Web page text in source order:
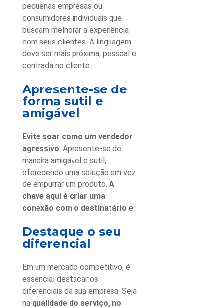
pequenas empresas ou
consumidores individuais que
buscam melhorar a experiência
com seus clientes. A linguagem
deve ser mais próxima, pessoal e
centrada no cliente.
Apresente-se de
forma sutil e
amigável
Evite soar como um vendedor
agressivo. Apresente-se de
maneira amigável e sutil,
oferecendo uma solução em vez
de empurrar um produto. A
chave aqui é criar uma
conexão com o destinatário e .
Destaque o seu
diferencial
Em um mercado competitivo, é
essencial destacar os
diferenciais da sua empresa. Seja
na qualidade do serviço, no